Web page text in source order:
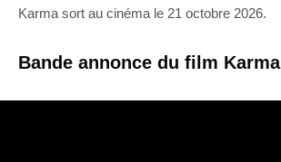
Karma sort au cinéma le 21 octobre 2026.
Bande annonce du film Karma